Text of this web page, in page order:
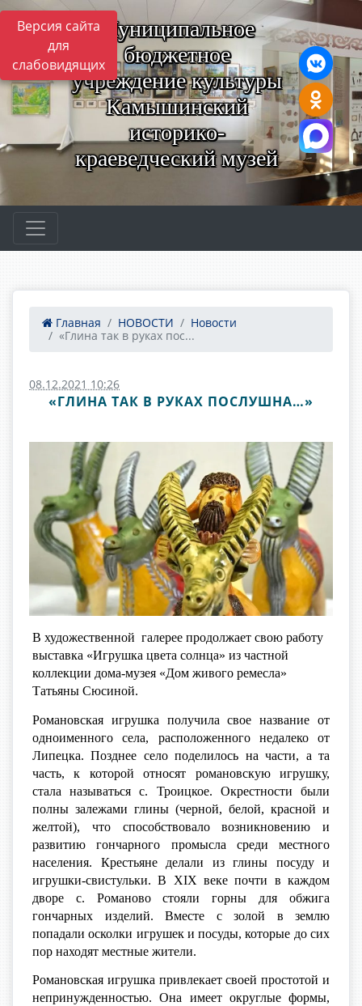
Версия сайта
для
слабовидящих
Муниципальное
бюджетное
учреждение культуры
Камышинский
историко-
краеведческий музей
Главная НОВОСТИ
Новости
«Глина так в руках пос...
08.12.2021 10:26
«ГЛИНА ТАК В РУКАХ ПОСЛУШНА…»
В художественной галерее продолжает свою работу
выставка «Игрушка цвета солнца» из частной
коллекции дома-музея «Дом живого ремесла»
Татьяны Сюсиной.
Романовская игрушка получила свое название от
одноименного села, расположенного недалеко от
Липецка. Позднее село поделилось на части, а та
часть, к которой относят романовскую игрушку,
стала называться с. Троицкое. Окрестности были
полны залежами глины (черной, белой, красной и
желтой), что способствовало возникновению и
развитию гончарного промысла среди местного
населения. Крестьяне делали из глины посуду и
игрушки-свистульки. В XIX веке почти в каждом
дворе с. Романово стояли горны для обжига
гончарных изделий. Вместе с золой в землю
попадали осколки игрушек и посуды, которые до сих
пор находят местные жители.
Романовская игрушка привлекает своей простотой и
непринужденностью. Она имеет округлые формы,